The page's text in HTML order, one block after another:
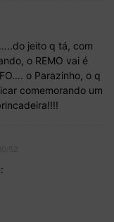
jeito q tá, com
o REMO vai é
o Parazinho, o q
comemorando um